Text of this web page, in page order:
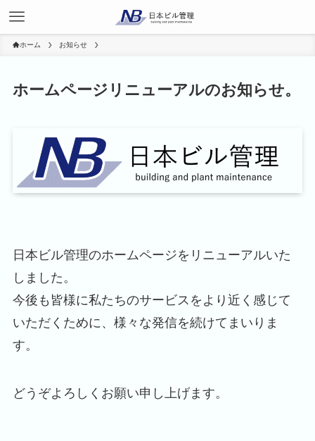
ホーム お知らせ
ホームページリニューアルのお知らせ。
日本ビル管理のホームページをリニューアルいた
しました。
今後も皆様に私たちのサービスをより近く感じて
いただくために、様々な発信を続けてまいりま
す。
どうぞよろしくお願い申し上げます。